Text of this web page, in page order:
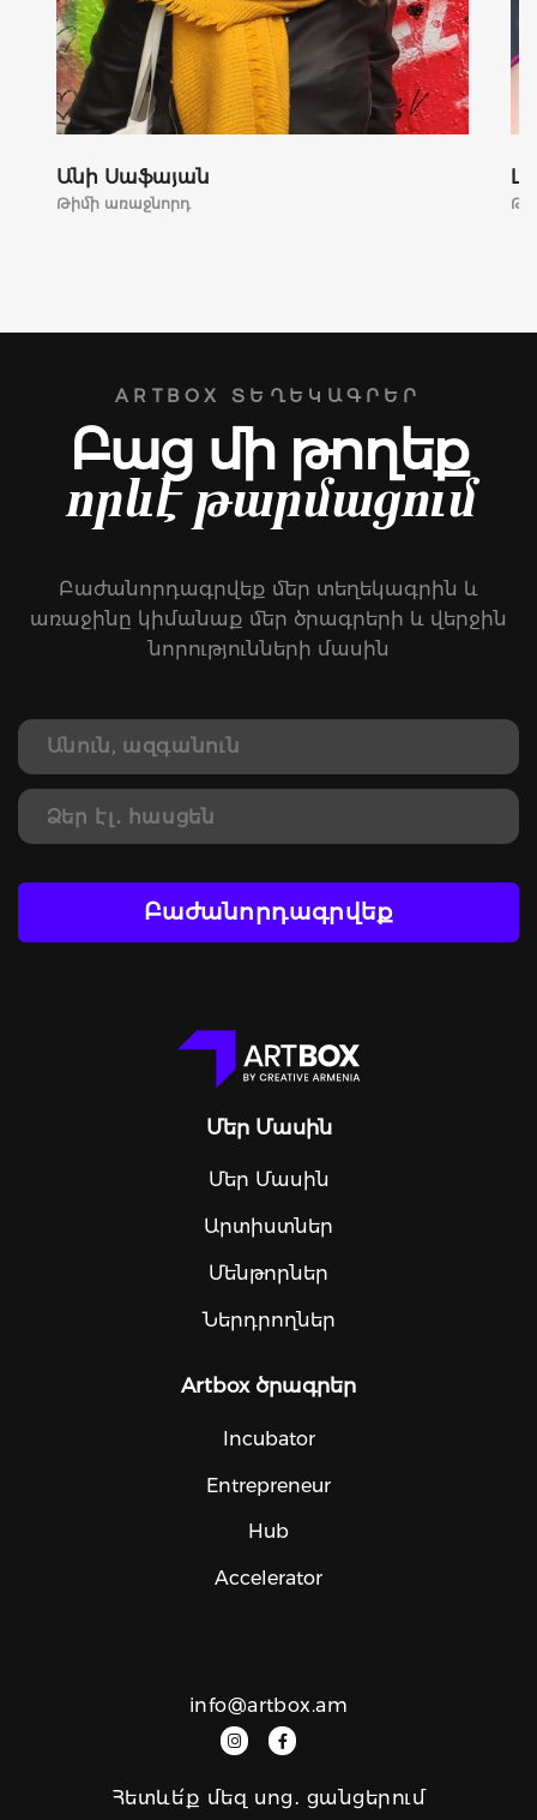
Անի Սաֆայան
Թիմի առաջնորդ
ARTBOX ՏԵՂԵԿԱԳՐԵՐ
Բաց մի թողեք
որևէ թարմացում
Բաժանորդագրվեք մեր տեղեկագրին և
առաջինը կիմանաք մեր ծրագրերի և վերջին
նորությունների մասին
Բաժանորդագրվեք
Մեր Մասին
Մեր Մասին
Արտիստներ
Մենթորներ
Ներդրողներ
Artbox ծրագրեր
Incubator
Entrepreneur
Hub
Accelerator
Հետևե՛ք մեզ սոց․ ցանցերում
info@artbox.am